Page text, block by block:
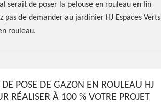
serait de poser la pelouse en rouleau en fin
pas de demander au jardinier HJ Espaces Verts
rouleau.
DE POSE DE GAZON EN ROULEAU HJ
RÉALISER À 100 % VOTRE PROJET